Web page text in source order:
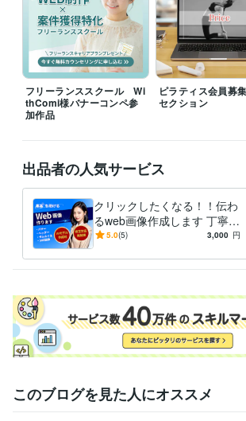
情報処理技術者（基本情報技術者） 取得年 :
硬筆書写検定 取得年 : 1998年
秘書技能検定2級 取得年 : 1996年
得意分野
デザイン制作 名刺デザイン　カスタム・フルオ
デザイン 名刺 カード こだわり オリジナル
シンプル
ピンク
ECサイト 楽天 アマゾン バナー 商品画像
学歴
フリーランススクール Wi
thComi様バナーコンペ参
加作品
ピラティス会員募
セクション
出品者の人気サービス
クリックしたくなる！！伝わ
るweb画像作成します 丁寧な
デザインであなたのサービス
5.0(5) 3,000 円
このブログを見た人にオススメ